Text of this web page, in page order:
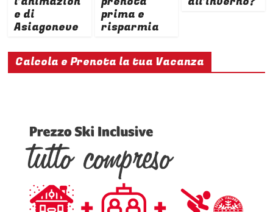
e di
Asiagoneve
prima e
risparmia
Calcola e Prenota la tua Vacanza